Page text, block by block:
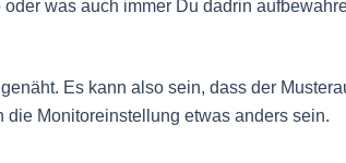
was auch immer Du dadrin
Es kann also sein, dass der
Monitoreinstellung etwas anders sein.